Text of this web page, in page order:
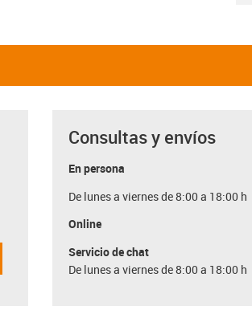
Consultas y envíos
En persona
De lunes a viernes de 8:00 a 18:00 h
Online
Servicio de chat
De lunes a viernes de 8:00 a 18:00 h